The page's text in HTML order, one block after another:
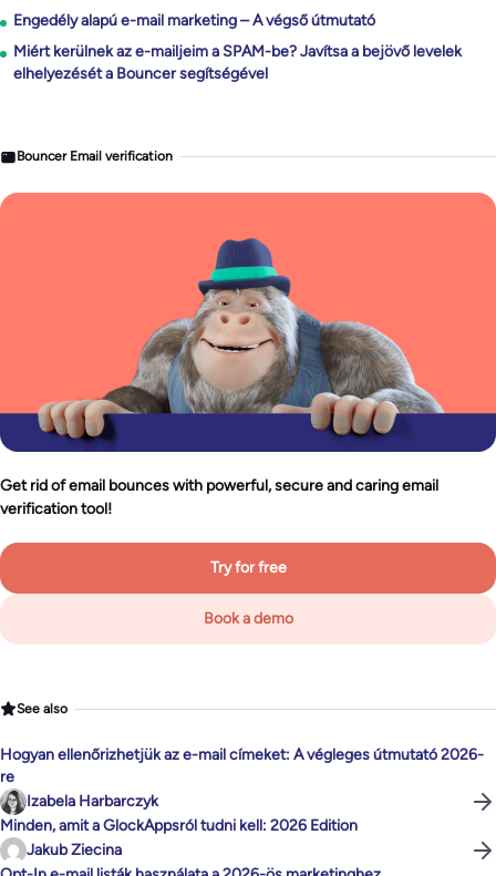
Engedély alapú e-mail marketing – A végső útmutató
Miért kerülnek az e-mailjeim a SPAM-be? Javítsa a bejövő levelek
elhelyezését a Bouncer segítségével
Bouncer Email verification
Get rid of email bounces with powerful, secure and caring email
verification tool!
Try for free
Book a demo
See also
Hogyan ellenőrizhetjük az e-mail címeket: A végleges útmutató 2026-
re
Izabela Harbarczyk
Minden, amit a GlockAppsról tudni kell: 2026 Edition
Jakub Ziecina